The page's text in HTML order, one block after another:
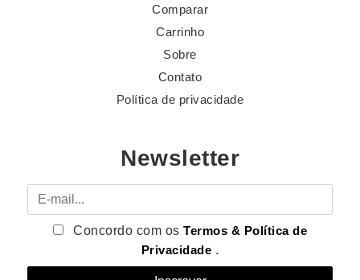
Comparar
Carrinho
Sobre
Contato
Política de privacidade
Newsletter
E-mail
Concordo com osTermos & Política de
Privacidade .